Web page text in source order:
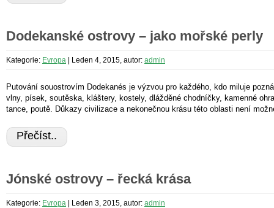
Dodekanské ostrovy – jako mořské perly
Kategorie: Evropa Leden 4, 2015, autor: admin
Putování souostrovím Dodekanés je výzvou pro každého, kdo miluje
vlny, písek, soutěska, kláštery, kostely, dlážděné chodníčky, kamenné
tance, poutě. Důkazy civilizace a nekonečnou krásu této oblasti není
Přečíst..
Jónské ostrovy – řecká krása
Kategorie: Evropa | Leden 3, 2015, autor: admin